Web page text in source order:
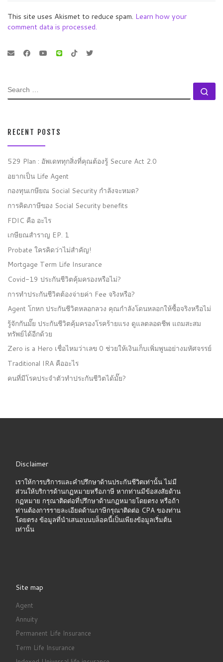
This site uses Akismet to reduce spam. Learn how your
comment data is processed.
SEARCH
RECENT POSTS
529 Plan : อัพเดททุกสิ่งที่คุณต้องรู้ Secure Act 2.0
อยากเป็น Life Agent
กองทุนเกษียณ Social Security กำลังจะหมด?
การคิดภาษีของ Social Security benefits
FDIC คือ อะไร
เกษียณสำราญ EP. 1
Probate ใครคิดว่าไม่สำคัญ!
Mortgage Term Life Insurance
Covid-19 ประกันชีวิตคุ้มครองหรือไม่?
การทำประกันชีวิตต้องจ่ายค่า Fee จริงหรือ?
Agent โกหก ประกันชีวิตหลอกลวง คุณกำลังโดนหลอกให้ซื้อจริงหรือไม่
รู้จักกันมั๊ย ประกันชีวิตคุ้มครองโรคร้ายแรง ดูแลตลอดชีพ แถมสะสม
ทรัพย์ได้อีกด้วย
Zero is a Hero เชื่อไหมว่าเลข 0 ช่วยให้เงินเก็บเพิ่มพูนอย่างมหัศจรรย์
Traditional IRA คืออะไร
คนที่มีโรคประจำตัวทำประกันชีวิตได้มั๊ย?
Disclaimer
เราให้การบริการและคำปรึกษาด้านประกันชีวิตเท่านั้น ไม่มี
ส่วนให้บริการด้านกฏหมายหรือภาษี หากท่านมีข้อสงสัยด้าน
กฏหมาย กรุณาติดต่อที่ปรึกษาด้านกฏหมายโดยตรง หรือถ้า
ท่านต้องการรายละเอียดด้านภาษีกรุณาติดต่อ CPA ของท่าน
โดยตรง ข้อมูลที่นำเสนอบนบล็อคนี้เป็นเพียงข้อมูลเริ่มต้น
เท่านั้น
Site map
Agent
Annuity
Permanent Life Insurance
Term Life Insurance